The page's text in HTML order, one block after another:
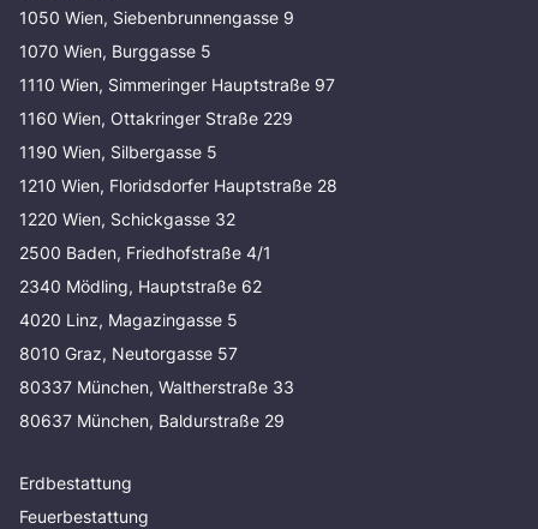
1050 Wien, Siebenbrunnengasse 9
1070 Wien, Burggasse 5
1110 Wien, Simmeringer Hauptstraße 97
1160 Wien, Ottakringer Straße 229
1190 Wien, Silbergasse 5
1210 Wien, Floridsdorfer Hauptstraße 28
1220 Wien, Schickgasse 32
2500 Baden, Friedhofstraße 4/1
2340 Mödling, Hauptstraße 62
4020 Linz, Magazingasse 5
8010 Graz, Neutorgasse 57
80337 München, Waltherstraße 33
80637 München, Baldurstraße 29
Erdbestattung
Feuerbestattung